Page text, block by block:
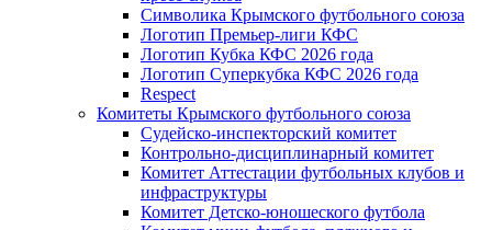
Символика Крымского футбольного союза
Логотип Премьер-лиги КФС
Логотип Кубка КФС 2026 года
Логотип Суперкубка КФС 2026 года
Respect
Комитеты Крымского футбольного союза
Судейско-инспекторский комитет
Контрольно-дисциплинарный комитет
Комитет Аттестации футбольных клубов и
инфраструктуры
Комитет Детско-юношеского футбола